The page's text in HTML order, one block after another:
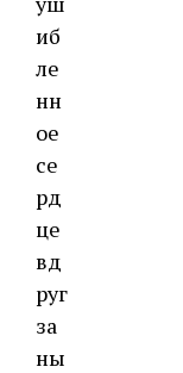
иб
ле
нн
ое
се
рд
це
вд
руг
за
ны